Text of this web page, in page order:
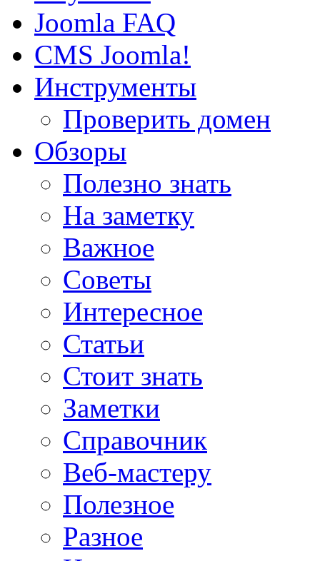
Joomla FAQ
CMS Joomla!
Инструменты
Проверить домен
Обзоры
Полезно знать
На заметку
Важное
Советы
Интересное
Статьи
Стоит знать
Заметки
Справочник
Веб-мастеру
Полезное
Разное